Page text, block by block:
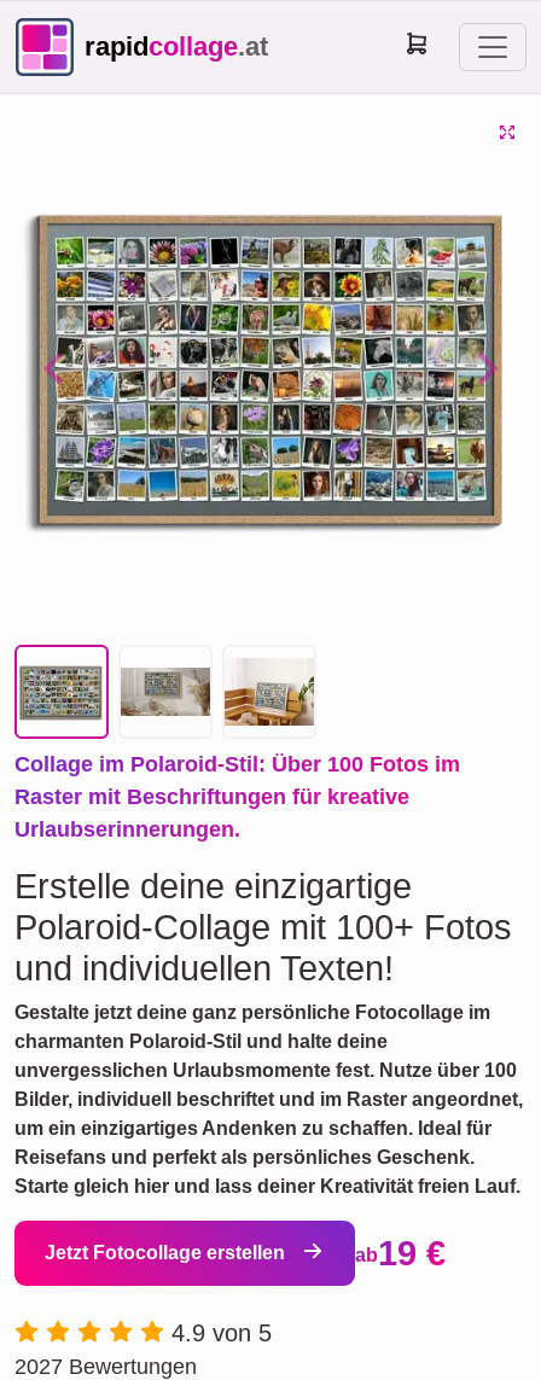
rapidcollage.at
Previous Next
Collage im Polaroid-Stil: Über 100 Fotos im
Raster mit Beschriftungen für kreative
Urlaubserinnerungen.
Erstelle deine einzigartige
Polaroid-Collage mit 100+ Fotos
und individuellen Texten!
Gestalte jetzt deine ganz persönliche Fotocollage im
charmanten Polaroid-Stil und halte deine
unvergesslichen Urlaubsmomente fest. Nutze über 100
Bilder, individuell beschriftet und im Raster angeordnet,
um ein einzigartiges Andenken zu schaffen. Ideal für
Reisefans und perfekt als persönliches Geschenk.
Starte gleich hier und lass deiner Kreativität freien Lauf.
Jetzt Fotocollage erstellen ab19 €
4.9 von 5
2027 Bewertungen